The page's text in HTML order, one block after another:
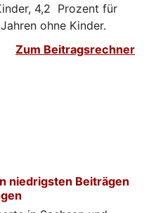
4,2 Prozent für
ohne Kinder.
Zum Beitragsrechner
niedrigsten Beiträgen